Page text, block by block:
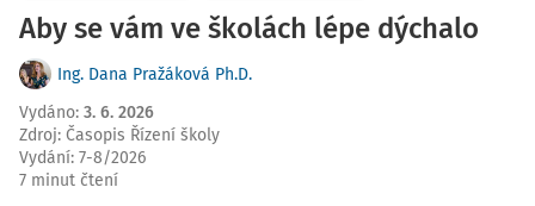
Aby se vám ve školách lépe dýchalo
Ing. Dana Pražáková Ph.D.
Vydáno: 3. 6. 2026
Zdroj: Časopis Řízení školy
Vydání: 7-8/2026
7 minut čtení